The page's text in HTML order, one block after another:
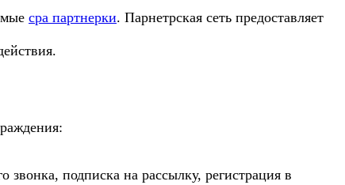
сра партнерки. Парнетрская сеть предоставляет
звонка, подписка на рассылку, регистрация в